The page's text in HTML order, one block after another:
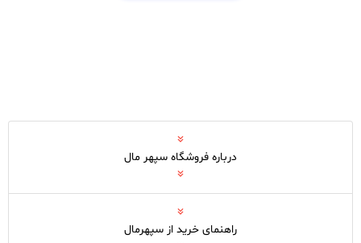
درباره فروشگاه سپهر مال
راهنمای خرید از سپهرمال